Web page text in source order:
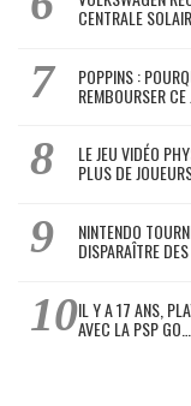
CENTRALE
POPPINS :
REMBOURSER
LE JEU VIDÉO
PLUS DE
NINTENDO
DISPARAÎTRE
IL Y A 17 ANS,
AVEC LA PSP